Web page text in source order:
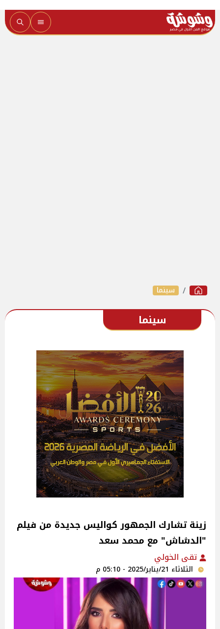
سينما
سينما
زينة تشارك الجمهور كواليس جديدة من فيلم
"الدشاش" مع محمد سعد
تقى الخولي
الثلاثاء 21/يناير/2025 - 05:10 م